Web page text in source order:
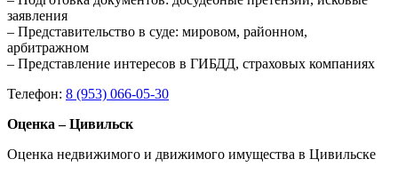
заявления
– Представительство в суде: мировом, районном,
арбитражном
– Представление интересов в ГИБДД, страховых компаниях
Телефон: 8 (953) 066-05-30
Оценка – Цивильск
Оценка недвижимого и движимого имущества в Цивильске